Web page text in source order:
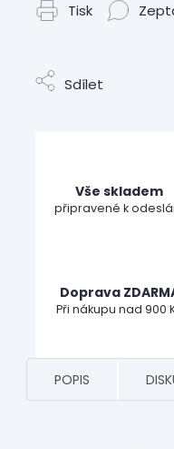
Tisk
Sdílet
Vše skladem
připravené k
Doprava
Při nákupu nad 900
POPIS